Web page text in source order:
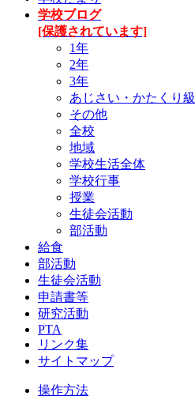
学校ブログ
[保護されています]
1年
2年
3年
あじさい・かたくり級
その他
全校
地域
学校生活全体
学校行事
授業
生徒会活動
部活動
給食
部活動
生徒会活動
申請書等
研究活動
PTA
リンク集
サイトマップ
操作方法